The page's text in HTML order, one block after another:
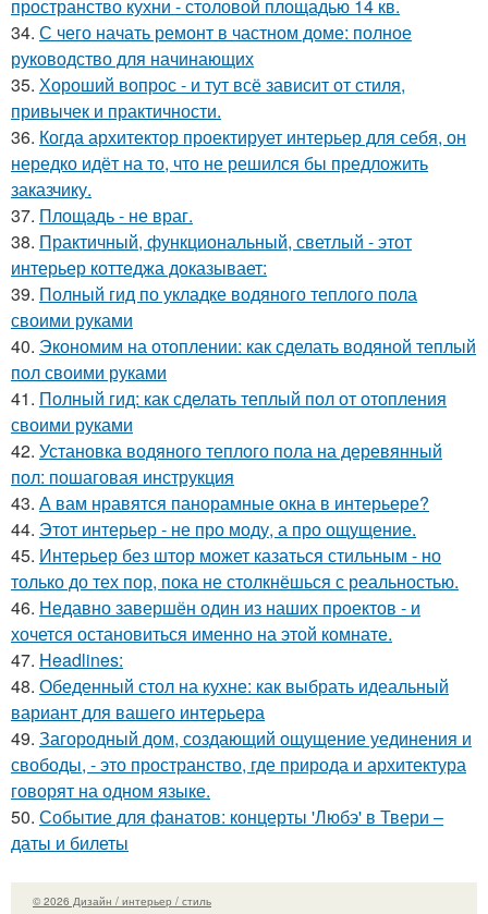
пространство кухни - столовой площадью 14 кв.
34. С чего начать ремонт в частном доме: полное
руководство для начинающих
35. Хороший вопрос - и тут всё зависит от стиля,
привычек и практичности.
36. Когда архитектор проектирует интерьер для себя, он
нередко идёт на то, что не решился бы предложить
заказчику.
37. Площадь - не враг.
38. Практичный, функциональный, светлый - этот
интерьер коттеджа доказывает:
39. Полный гид по укладке водяного теплого пола
своими руками
40. Экономим на отоплении: как сделать водяной теплый
пол своими руками
41. Полный гид: как сделать теплый пол от отопления
своими руками
42. Установка водяного теплого пола на деревянный
пол: пошаговая инструкция
43. А вам нравятся панорамные окна в интерьере?
44. Этот интерьер - не про моду, а про ощущение.
45. Интерьер без штор может казаться стильным - но
только до тех пор, пока не столкнёшься с реальностью.
46. Недавно завершён один из наших проектов - и
хочется остановиться именно на этой комнате.
47. Headlines:
48. Обеденный стол на кухне: как выбрать идеальный
вариант для вашего интерьера
49. Загородный дом, создающий ощущение уединения и
свободы, - это пространство, где природа и архитектура
говорят на одном языке.
50. Событие для фанатов: концерты 'Любэ' в Твери –
даты и билеты
© 2026 Дизайн / интерьер / стиль